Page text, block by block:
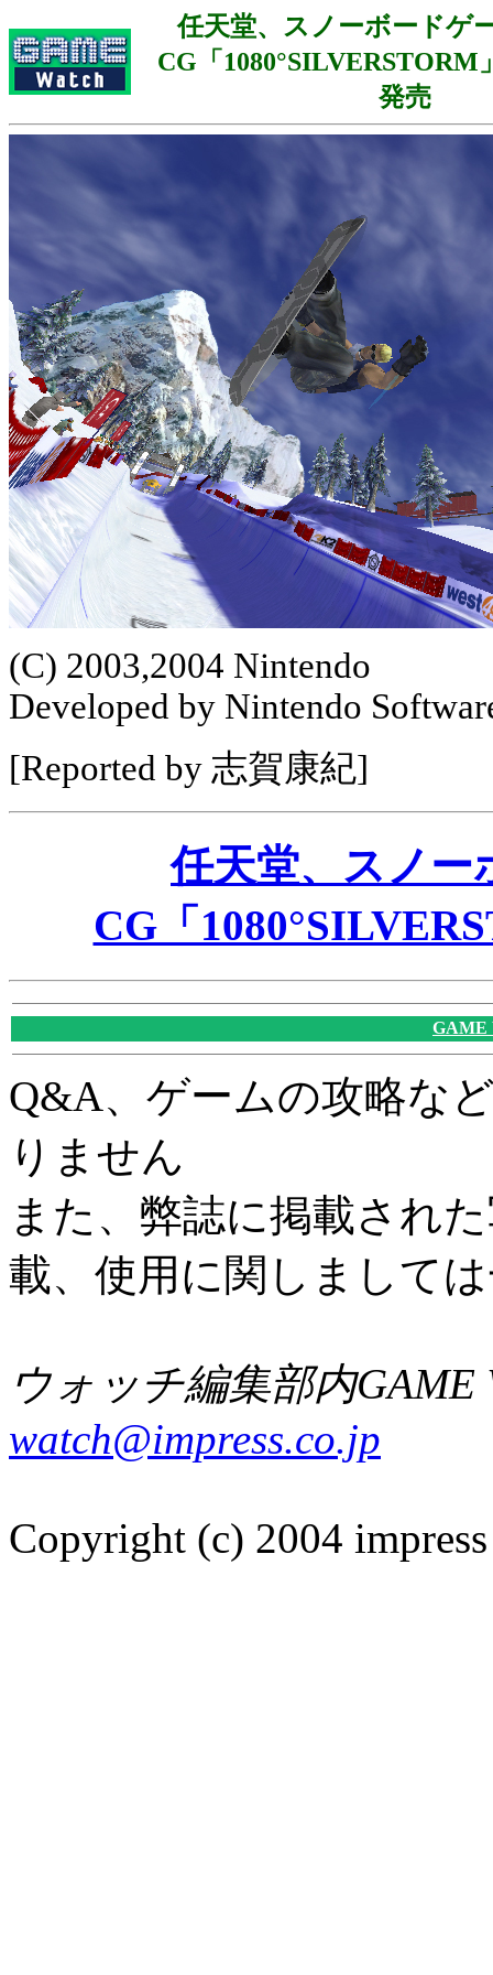
任天堂、スノーボードゲ
CG「1080°SILVERSTORM
発売
(C) 2003,2004 Nintendo
Developed by Nintendo
[Reported by 志賀康紀]
任天堂、スノー
CG「
GAME
Q&A、ゲームの攻略な
りません
また、弊誌に掲載され
載、使用に関しまして
ウォッチ編集部内GAME
watch@impress.co.jp
Copyright (c) 2004